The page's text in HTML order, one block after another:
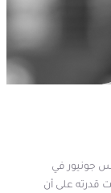
جونيور في
عندما يخوض مونديال 2026 ليثبت قدرته على أن